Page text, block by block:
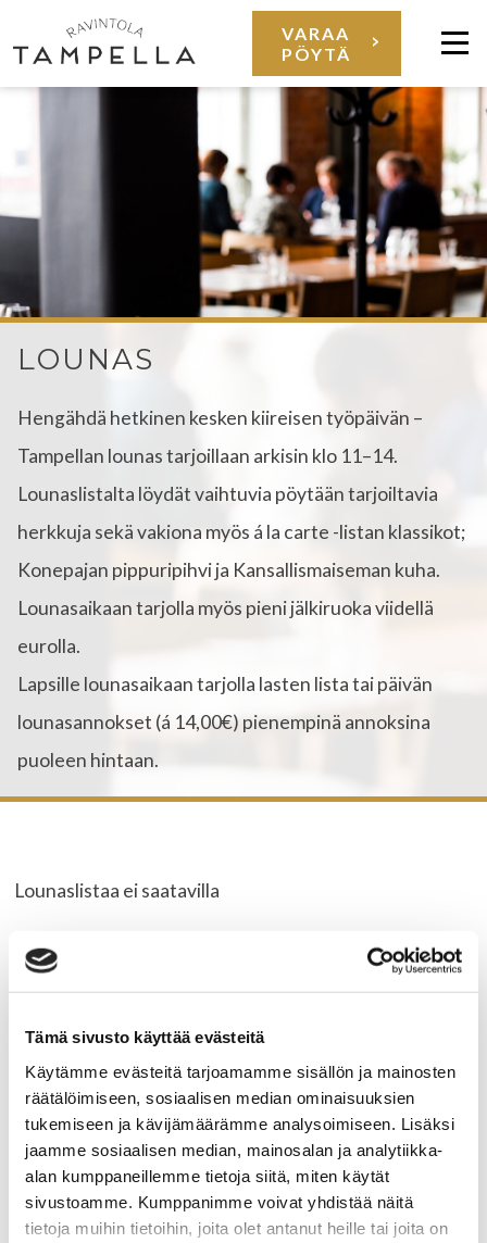
Tämä sivusto käyttää evästeitä
Käytämme evästeitä tarjoamamme sisällön ja mainosten
räätälöimiseen, sosiaalisen median ominaisuuksien
tukemiseen ja kävijämäärämme analysoimiseen. Lisäksi
jaamme sosiaalisen median, mainosalan ja analytiikka-
alan kumppaneillemme tietoja siitä, miten käytät
sivustoamme. Kumppanimme voivat yhdistää näitä
tietoja muihin tietoihin, joita olet antanut heille tai joita on
sisältöön
VARAA
PÖYTÄ
LOUNAS
Hengähdä hetkinen kesken kiireisen työpäivän –
Tampellan lounas tarjoillaan arkisin klo 11–14.
Lounaslistalta löydät vaihtuvia pöytään tarjoiltavia
herkkuja sekä vakiona myös á la carte -listan klassikot;
Konepajan pippuripihvi ja Kansallismaiseman kuha.
Lounasaikaan tarjolla myös pieni jälkiruoka viidellä
eurolla.
Lapsille lounasaikaan tarjolla lasten lista tai päivän
lounasannokset (á 14,00€) pienempinä annoksina
puoleen hintaan.
Lounaslistaa ei saatavilla